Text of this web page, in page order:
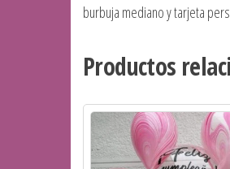
burbuja mediano y tarjeta
Productos